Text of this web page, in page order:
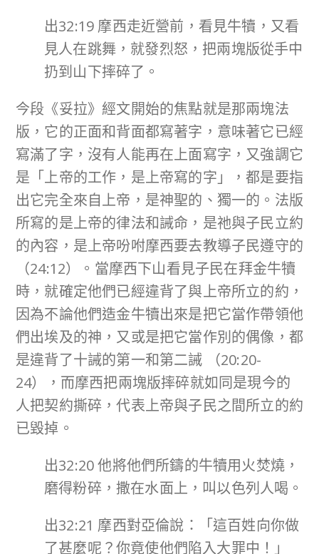
出32:19 摩西走近營前，看見牛犢，又看
見人在跳舞，就發烈怒，把兩塊版從手中
扔到山下摔碎了。
今段《妥拉》經文開始的焦點就是那兩塊法
版，它的正面和背面都寫著字，意味著它已經
寫滿了字，沒有人能再在上面寫字，又強調它
是「上帝的工作，是上帝寫的字」，都是要指
出它完全來自上帝，是神聖的、獨一的。法版
所寫的是上帝的律法和誡命，是祂與子民立約
的內容，是上帝吩咐摩西要去教導子民遵守的
（24:12）。當摩西下山看見子民在拜金牛犢
時，就確定他們已經違背了與上帝所立的約，
因為不論他們造金牛犢出來是把它當作帶領他
們出埃及的神，又或是把它當作別的偶像，都
是違背了十誡的第一和第二誡 （20:20-
24），而摩西把兩塊版摔碎就如同是現今的
人把契約撕碎，代表上帝與子民之間所立的約
已毀掉。
出32:20 他將他們所鑄的牛犢用火焚燒，
磨得粉碎，撒在水面上，叫以色列人喝。
出32:21 摩西對亞倫說：「這百姓向你做
了甚麼呢？你竟使他們陷入大罪中！」